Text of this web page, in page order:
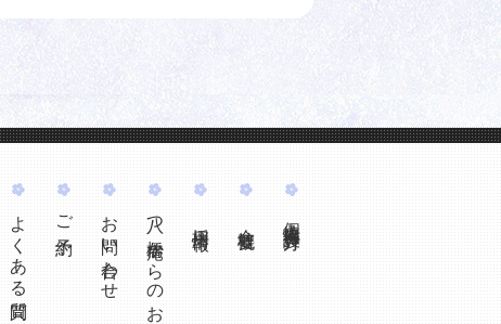
よくある質問 ご予約 お問い合わせ 八つ橋庵からのお知らせ